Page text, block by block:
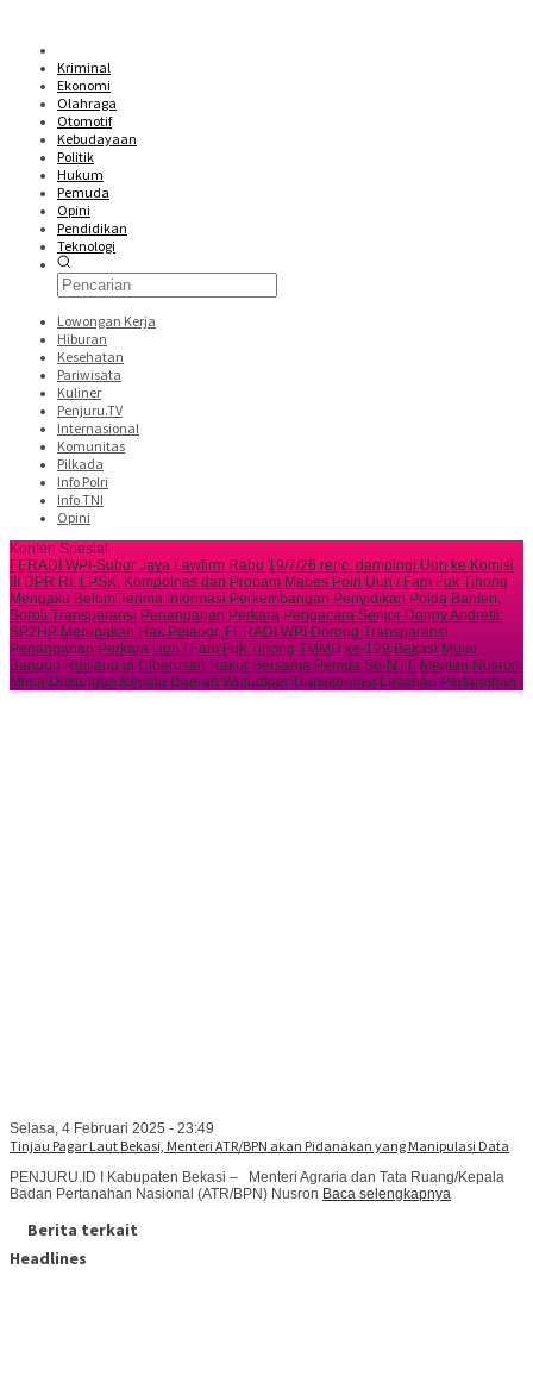
Kriminal
Ekonomi
Olahraga
Otomotif
Kebudayaan
Politik
Hukum
Pemuda
Opini
Pendidikan
Teknologi
Lowongan Kerja
Hiburan
Kesehatan
Pariwisata
Kuliner
Penjuru.TV
Internasional
Komunitas
Pilkada
Info Polri
Info TNI
Opini
Konten Spesial
FERADI WPI-Subur Jaya Lawfirm Rabu 19/7/26 renc. dampingi Uun ke Komisi
III DPR RI, LPSK, Kompolnas dan Propam Mabes Polri Uun / Fam Fuk Tjhong
Mengaku Belum Terima Informasi Perkembangan Penyidikan Polda Banten,
Soroti Transparansi Penanganan Perkara Pengacara Senior Donny Andretti:
SP2HP Merupakan Hak Pelapor, FERADI WPI Dorong Transparansi
Penanganan Perkara Uun / Fam Fuk Tjhong TMMD ke-129 Bekasi Mulai
Bangun Rutilahu di Cibarusah Rakor Bersama Pemda Se-NTT, Menteri Nusron
Minta Dukungan Kepala Daerah Wujudkan Transformasi Layanan Pertanahan
Selasa, 4 Februari 2025 - 23:49
Tinjau Pagar Laut Bekasi, Menteri ATR/BPN akan Pidanakan yang Manipulasi Data
PENJURU.ID I Kabupaten Bekasi – Menteri Agraria dan Tata Ruang/Kepala
Badan Pertanahan Nasional (ATR/BPN) Nusron Baca selengkapnya
Berita terkait
Headlines